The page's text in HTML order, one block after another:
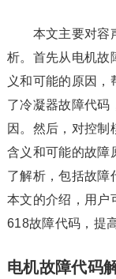
本文主要对容声
析。首先从电机故
义和可能的原因，
了冷凝器故障代码
因。然后，对控制
含义和可能的故障
了解析，包括故障
本文的介绍，用户
618故障代码，提
电机故障代码